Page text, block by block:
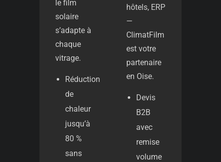
le film
solaire
s’adapte à
chaque
vitrage.
Réduction
de
chaleur
jusqu’à
80 %
sans
hôtels, ERP
—
ClimatFilm
est votre
partenaire
en Oise.
Devis
B2B
avec
remise
volume